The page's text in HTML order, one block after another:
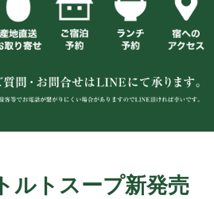
ルトスープ新発売